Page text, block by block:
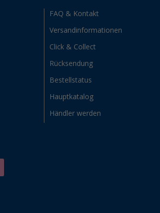
FAQ & Kontakt
Versandinformationen
Click & Collect
Rücksendung
Bestellstatus
Hauptkatalog
Händler werden